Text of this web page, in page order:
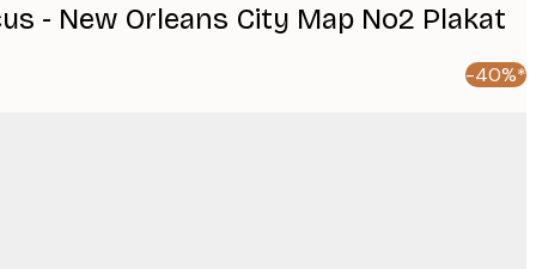
- New Orleans City Map No2 Plakat
-40%*